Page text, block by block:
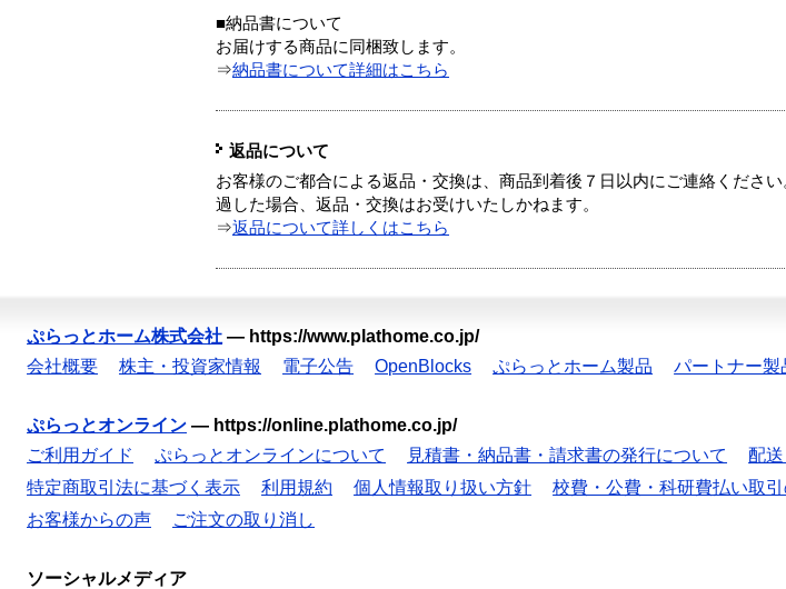
■納品書について
お届けする商品に同梱致します。
⇒納品書について詳細はこちら
返品について
お客様のご都合による返品・交換は、商品到着後７日以内にご連絡くださ
過した場合、返品・交換はお受けいたしかねます。
⇒返品について詳しくはこちら
ぷらっとホーム株式会社 — https://www.plathome.co.jp/
会社概要
株主・投資家情報 電子公告 OpenBlocks ぷらっとホーム製品 パートナー製
ぷらっとオンライン — https://online.plathome.co.jp/
ご利用ガイド
ぷらっとオンラインについて 見積書・納品書・請求書の発行について 配
特定商取引法に基づく表示
利用規約 個人情報取り扱い方針 校費・公費・科研費払い取
お客様からの声
ご注文の取り消し
ソーシャルメディア